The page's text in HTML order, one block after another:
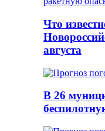
Что
августа
В 26